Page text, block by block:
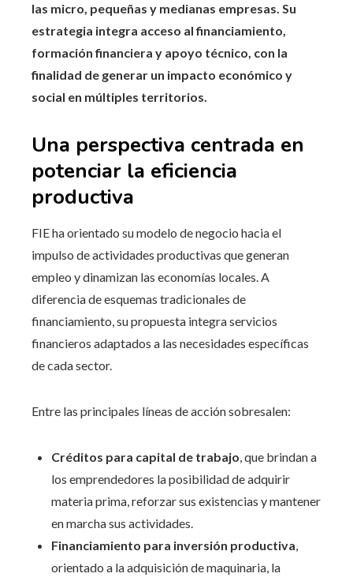
las micro, pequeñas y medianas empresas. Su
estrategia integra acceso al financiamiento,
formación financiera y apoyo técnico, con la
finalidad de generar un impacto económico y
social en múltiples territorios.
Una perspectiva centrada en
potenciar la eficiencia
productiva
FIE ha orientado su modelo de negocio hacia el
impulso de actividades productivas que generan
empleo y dinamizan las economías locales. A
diferencia de esquemas tradicionales de
financiamiento, su propuesta integra servicios
financieros adaptados a las necesidades específicas
de cada sector.
Entre las principales líneas de acción sobresalen:
Créditos para capital de trabajo, que brindan a
los emprendedores la posibilidad de adquirir
materia prima, reforzar sus existencias y mantener
en marcha sus actividades.
Financiamiento para inversión productiva,
orientado a la adquisición de maquinaria, la